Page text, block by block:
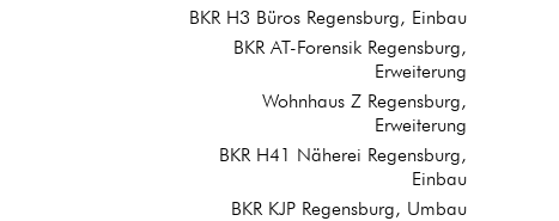
BKR H3 Büros Regensburg, Einbau
BKR AT-Forensik Regensburg,
Erweiterung
Wohnhaus Z Regensburg,
Erweiterung
BKR H41 Näherei Regensburg,
Einbau
BKR KJP Regensburg, Umbau